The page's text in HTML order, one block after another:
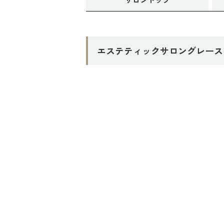
エステティックサロングレー